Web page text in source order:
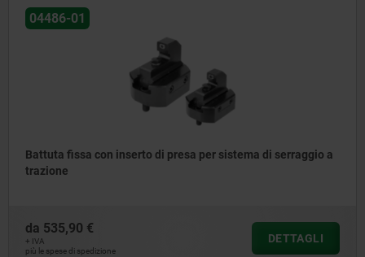
04486-01
Battuta fissa con inserto di presa per sistema di serraggio a
trazione
da 535,90 €
+ IVA
più le spese di spedizione
DETTAGLI